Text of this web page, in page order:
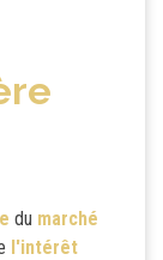
du marché
l'intérêt